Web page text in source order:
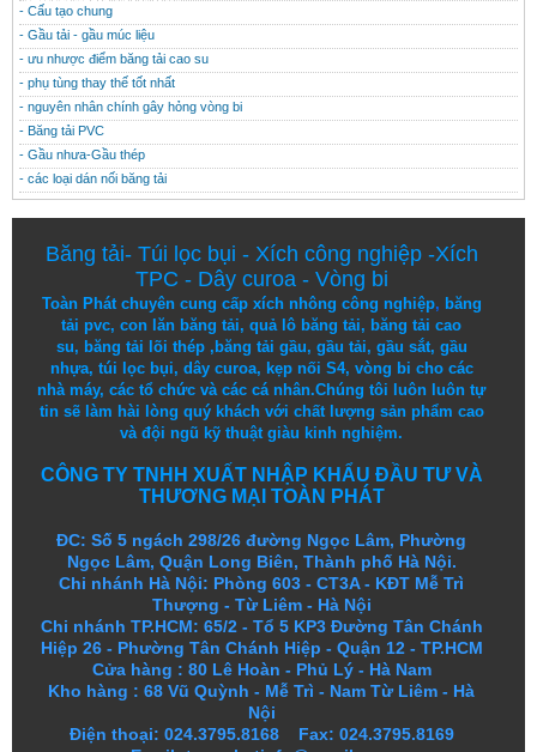
- Cấu tạo chung
- Gầu tải - gầu múc liệu
- ưu nhược điểm băng tải cao su
- phụ tùng thay thế tốt nhất
- nguyên nhân chính gây hỏng vòng bi
- Băng tải PVC
- Gầu nhưa-Gầu thép
- các loại dán nối băng tải
Băng tải- Túi lọc bụi - Xích công nghiệp-Xích
TPC - Dây curoa - Vòng bi
Toàn Phát chuyên cung cấp xích nhông công nghiệp, băng
tải pvc,con lăn băng tải,quả lô băng tải, băng tải cao
su, băng tải lõi thép,băng tải gầu, gầu tải, gầu sắt, gầu
nhựa, túi lọc bụi, dây curoa, kẹp nối S4, vòng bi cho các
nhà máy, các tổ chức và các cá nhân.Chúng tôi luôn luôn tự
tin sẽ làm hài lòng quý khách với chất lượng sảnphẩm cao
và đội ngũ kỹ thuật giàu kinh nghiệm.
CÔNG TY TNHH XUẤT NHẬP KHẨU ĐẦU TƯ VÀ
THƯƠNG MẠI TOÀN PHÁT
ĐC: Số 5 ngách 298/26 đường Ngọc Lâm, Phường
Ngọc Lâm, Quận Long Biên, Thành phố Hà Nội.
Chi nhánh Hà Nội: Phòng 603 - CT3A - KĐT Mễ Trì
Thượng - Từ Liêm - Hà Nội
Chi nhánh TP.HCM: 65/2 - Tổ 5 KP3 Đường Tân Chánh
Hiệp 26 - Phường Tân Chánh Hiệp - Quận 12 - TP.HCM
Cửa hàng : 80 Lê Hoàn - Phủ Lý - Hà Nam
Kho hàng :68 Vũ Quỳnh - Mễ Trì - Nam Từ Liêm - Hà
Nội
Điện thoại: 024.3795.8168 Fax: 024.3795.8169